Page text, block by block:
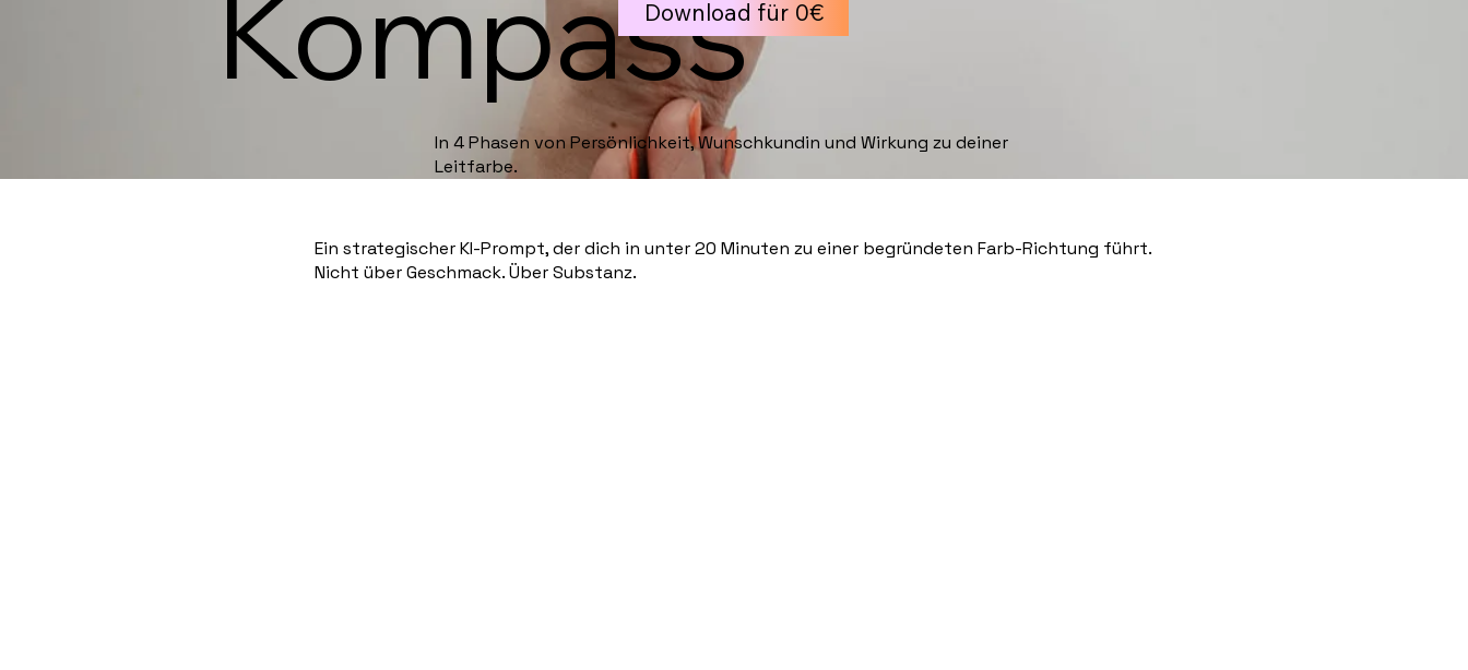
Kompass
In 4 Phasen von Persönlichkeit, Wunschkundin und Wirkung zu deiner
Leitfarbe.
Download für 0€
Ein strategischer KI-Prompt,der dich in unter 20 Minuten zu einer begründeten Farb-Richtung führt.
Nicht über Geschmack. Über Substanz.